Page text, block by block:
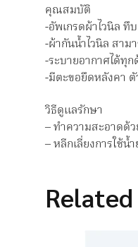
คุณสมบัติ
-อัพเกรดผ้าไวนิล ทึ
-ผ้ากันน้ำไวนิล สา
-ระบายอากาศได้ทุ
-มีตะขอยึดหลังคา
วิธีดูแลรักษา
– ทำความสะอาดด้
– หลีกเลี่ยงการใช้